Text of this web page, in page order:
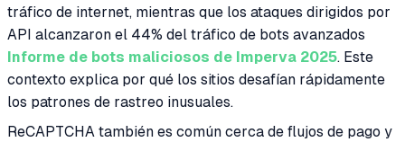
tráfico de internet, mientras que los ataques dirigidos por
API alcanzaron el 44% del tráfico de bots avanzados
Informe de bots maliciosos de Imperva 2025. Este
contexto explica por qué los sitios desafían rápidamente
los patrones de rastreo inusuales.
ReCAPTCHA también es común cerca de flujos de pago y